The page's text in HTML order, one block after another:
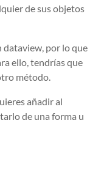
de sus objetos
dataview, por lo que
ello, tendrías que
método.
añadir al
de una forma u